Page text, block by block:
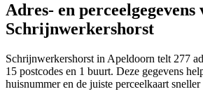
Adres- en perceelgegevens
Schrijnwerkershorst
Schrijnwerkershorst in Apeldoorn telt 277
15 postcodes en 1 buurt. Deze gegevens
huisnummer en de juiste perceelkaart